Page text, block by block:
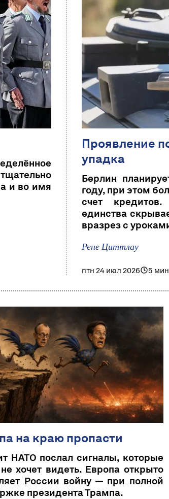
и во имя
Проявление
упадка
Берлин
году, при этом
счет
единства
вразрез с
Рене Циттлау
птн 24 июл 2026 5
на краю пропасти
НАТО послал сигналы, которые
хочет видеть. Европа открыто
России войну — при полной
президента Трампа.